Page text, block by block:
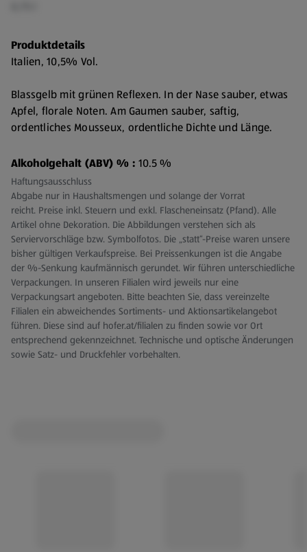
Produktdetails
Italien, 10,5% Vol.
Blassgelb mit grünen Reflexen. In der Nase sauber, etwas
Apfel, florale Noten. Am Gaumen sauber, saftig,
ordentliches Mousseux, ordentliche Dichte und Länge.
Speiseempfehlung:Ideal zur Party, als Aperitif, als
Genuss für zwischendurch oder zu fruchtigen Desserts
Serviertemperatur:6 - 8 °C
Lagerfähigkeit bei richtiger Lagerung:bis zu 1 Jahr. Es
wird empfohlen, diesen Frizzante frisch zu genießen. Evtl.
Lagerung an einem kühlen, trockenen, möglichst dunklem
Ort.
Alkoholgehalt (ABV) % : 10.5 %
Haftungsausschluss
Abgabe nur in Haushaltsmengen und solange der Vorrat
reicht. Preise inkl. Steuern und exkl. Flascheneinsatz (Pfand). Alle
Artikel ohne Dekoration. Die Abbildungen verstehen sich als
Serviervorschläge bzw. Symbolfotos. Die „statt“-Preise waren unsere
bisher gültigen Verkaufspreise. Bei Preissenkungen ist die Angabe
der %-Senkung kaufmännisch gerundet. Wir führen unterschiedliche
Verpackungen. In unseren Filialen wird jeweils nur eine
Verpackungsart angeboten. Bitte beachten Sie, dass vereinzelte
Filialen ein abweichendes Sortiments- und Aktionsartikelangebot
führen. Diese sind auf hofer.at/filialen zu finden sowie vor Ort
entsprechend gekennzeichnet. Technische und optische Änderungen
sowie Satz- und Druckfehler vorbehalten.